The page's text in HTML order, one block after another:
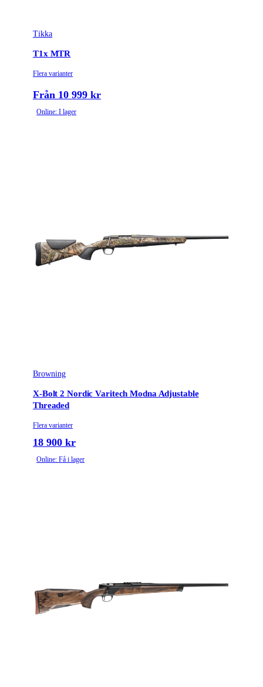
Tikka
T1x MTR
Flera varianter
Från 10 999 kr
Online: I lager
Browning
X-Bolt 2 Nordic Varitech Modna Adjustable
Threaded
Flera varianter
18 900 kr
Online: Få i lager